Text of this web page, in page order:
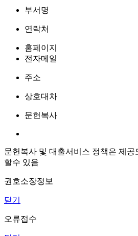
부서명
연락처
홈페이지
전자메일
주소
상호대차
문헌복사
문헌복사 및 대출서비스 정책은 제공
할수 있음
권호소장정보
닫기
오류접수